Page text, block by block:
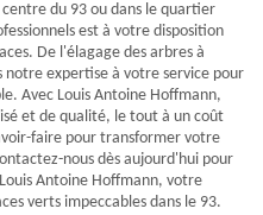
du 93 ou dans le quartier
est à votre disposition
De l'élagage des arbres à
notre expertise à votre service pour
Avec Louis Antoine Hoffmann,
et de qualité, le tout à un coût
faire pour transformer votre
nous dès aujourd'hui pour
Antoine Hoffmann, votre
verts impeccables dans le 93.